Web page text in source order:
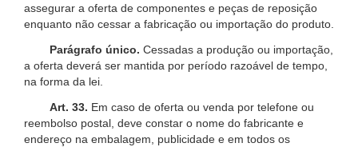
assegurar a oferta de componentes e peças de reposição
enquanto não cessar a fabricação ou importação do produto.
Parágrafo único. Cessadas a produção ou importação,
a oferta deverá ser mantida por período razoável de tempo,
na forma da lei.
Art. 33. Em caso de oferta ou venda por telefone ou
reembolso postal, deve constar o nome do fabricante e
endereço na embalagem, publicidade e em todos os